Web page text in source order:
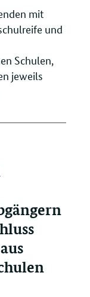
mit
und
Schulen,
jeweils